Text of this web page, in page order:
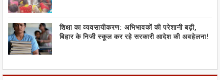
शिक्षा का व्यवसायीकरण: अभिभावकों की परेशानी बढ़ी,
बिहार के निजी स्कूल कर रहे सरकारी आदेश की अवहेलना!